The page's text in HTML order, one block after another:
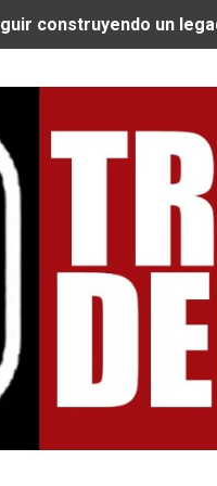
MÉDICO COMO LA
MUCHO MÁS DE
ARGENTINOS
CICLISTAS DE TODO EL
Sub 15 de Vóley
SUBCAMPEÓN
QUISPE Y
HISTORIA EN
EL PRIMER PUESTO